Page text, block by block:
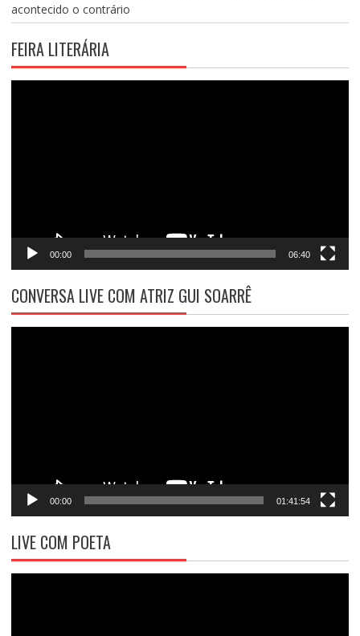
acontecido o contrário
FEIRA LITERÁRIA
00:00 06:40
CONVERSA LIVE COM ATRIZ GUI SOARRÊ
00:00 01:41:54
LIVE COM POETA